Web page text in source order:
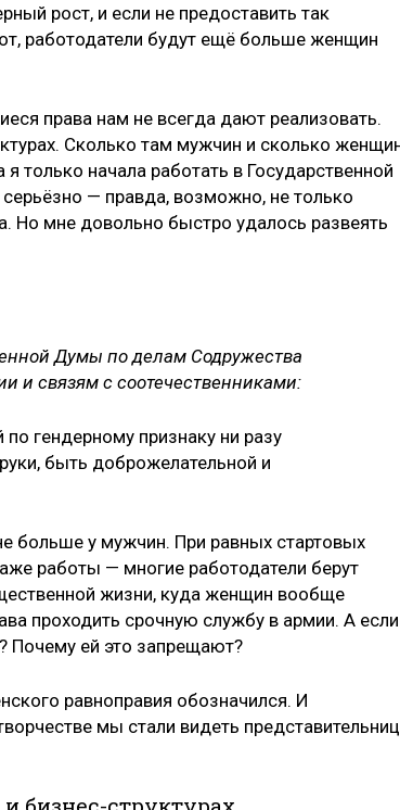
рост, и если не предоставить так
работодатели будут ещё больше женщин
права нам не всегда дают реализовать.
Сколько там мужчин и сколько
начала работать в Государственной
— правда, возможно, не только
Но мне довольно быстро удалось развеять
Думы по делам Содружества
и связям с соотечественниками:
гендерному признаку ни разу
быть доброжелательной и
больше у мужчин. При равных стартовых
работы — многие работодатели берут
жизни, куда женщин вообще
проходить срочную службу в армии. А если
Почему ей это запрещают?
равноправия обозначился. И
мы стали видеть представительниц